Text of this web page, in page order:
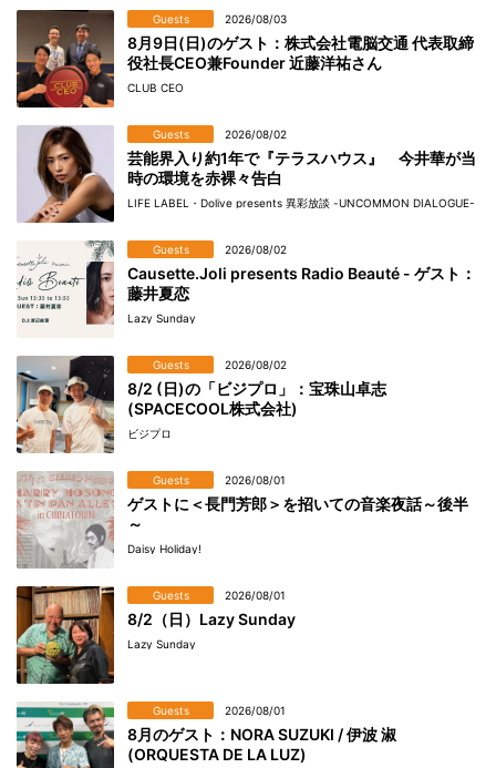
Guests 2026/08/03
8月9日(日)のゲスト：株式会社電脳交通 代表取締
役社長CEO兼Founder 近藤洋祐さん
CLUB CEO
Guests 2026/08/02
芸能界入り約1年で『テラスハウス』 今井華が当
時の環境を赤裸々告白
LIFE LABEL・Dolive presents 異彩放談 -UNCOMMON DIALOGUE-
Guests 2026/08/02
Causette.Joli presents Radio Beauté - ゲスト：
藤井夏恋
Lazy Sunday
Guests 2026/08/02
8/2 (日)の「ビジプロ」：宝珠山卓志
(SPACECOOL株式会社)
ビジプロ
Guests 2026/08/01
ゲストに＜長門芳郎＞を招いての音楽夜話～後半
～
Daisy Holiday!
Guests 2026/08/01
8/2（日）Lazy Sunday
Lazy Sunday
Guests 2026/08/01
8月のゲスト：NORA SUZUKI / 伊波 淑
(ORQUESTA DE LA LUZ)